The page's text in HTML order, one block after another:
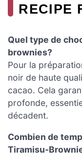
RECIPE
Quel type de
brownies?
Pour la
noir de haute
cacao. Cela
profonde,
décadent.
Combien de
Tiramisu-